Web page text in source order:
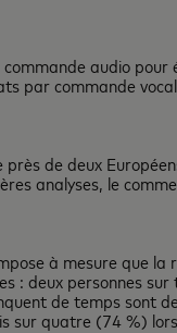
commande audio
par commande
près de deux
analyses, le
à mesure que
: deux personnes
de temps sont
sur quatre (74 %)